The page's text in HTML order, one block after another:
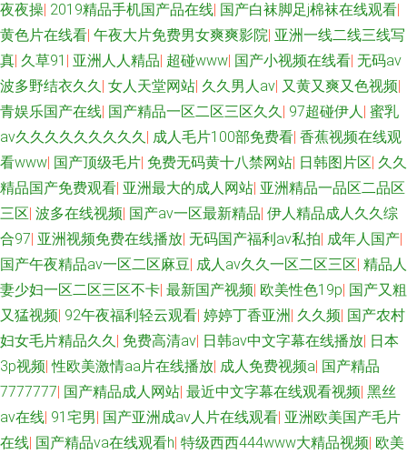
夜夜操| 2019精品手机国产品在线| 国产白袜脚足j棉袜在线观看|
黄色片在线看| 午夜大片免费男女爽爽影院| 亚洲一线二线三线写
真| 久草91 | 亚洲人人精品| 超碰www| 国产小视频在线看| 无码av
波多野结衣久久| 女人天堂网站| 久久男人av| 又黄又爽又色视频|
青娱乐国产在线| 国产精品一区二区三区久久| 97超碰伊人| 蜜乳
av久久久久久久久久久| 成人毛片100部免费看| 香蕉视频在线观
看www| 国产顶级毛片| 免费无码黄十八禁网站| 日韩图片区| 久久
精品国产免费观看| 亚洲最大的成人网站| 亚洲精品一品区二品区
三区| 波多在线视频| 国产av一区最新精品| 伊人精品成人久久综
合97| 亚洲视频免费在线播放| 无码国产福利av私拍| 成年人国产|
国产午夜精品av一区二区麻豆| 成人av久久一区二区三区| 精品人
妻少妇一区二区三区不卡| 最新国产视频| 欧美性色19p| 国产又粗
又猛视频| 92午夜福利轻云观看| 婷婷丁香亚洲 | 久久频| 国产农村
妇女毛片精品久久| 免费高清av| 日韩av中文字幕在线播放| 日本
3p视频|性欧美激情aa片在线播放| 成人免费视频a| 国产精品
7777777| 国产精品成人网站| 最近中文字幕在线观看视频| 黑丝
av在线| 91宅男| 国产亚洲成av人片在线观看| 亚洲欧美国产毛片
在线| 国产精品va在线观看h| 特级西西444www大精品视频| 欧美